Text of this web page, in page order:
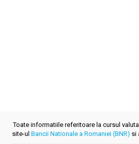
Toate informatiile referitoare la cursul
site-ul Bancii Nationale a Romaniei (BNR) si